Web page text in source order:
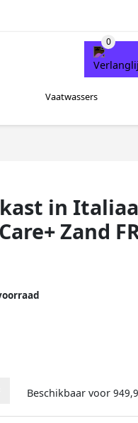
Vaatwassers
in
Zand
Beschikbaar voor